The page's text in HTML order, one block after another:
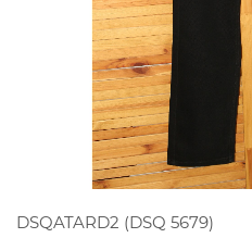
DSQATARD2 (DSQ 5679)